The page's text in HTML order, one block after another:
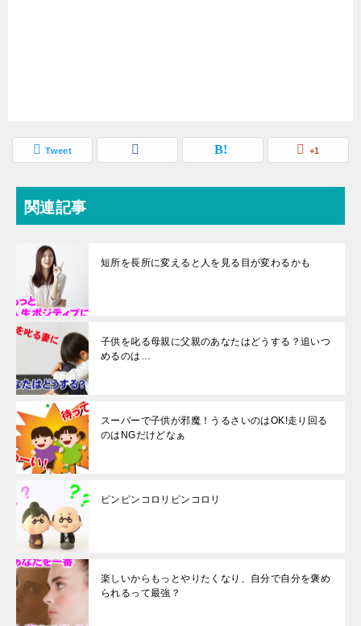
Tweet +1
関連記事
短所を長所に変えると人を見る目が変わるかも
子供を叱る母親に父親のあなたはどうする？追いつ
めるのは…
スーパーで子供が邪魔！うるさいのはOK!走り回る
のはNGだけどなぁ
ピンピンコロリピンコロリ
楽しいからもっとやりたくなり、自分で自分を褒め
られるって最強？